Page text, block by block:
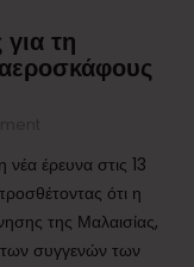
τη
έρευνα στις 13
ότι η
της Μαλαισίας,
συγγενών των